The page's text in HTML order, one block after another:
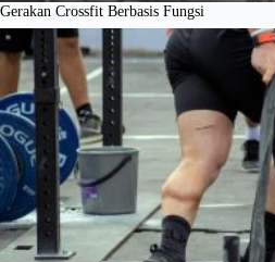
Gerakan Crossfit Berbasis Fungsi